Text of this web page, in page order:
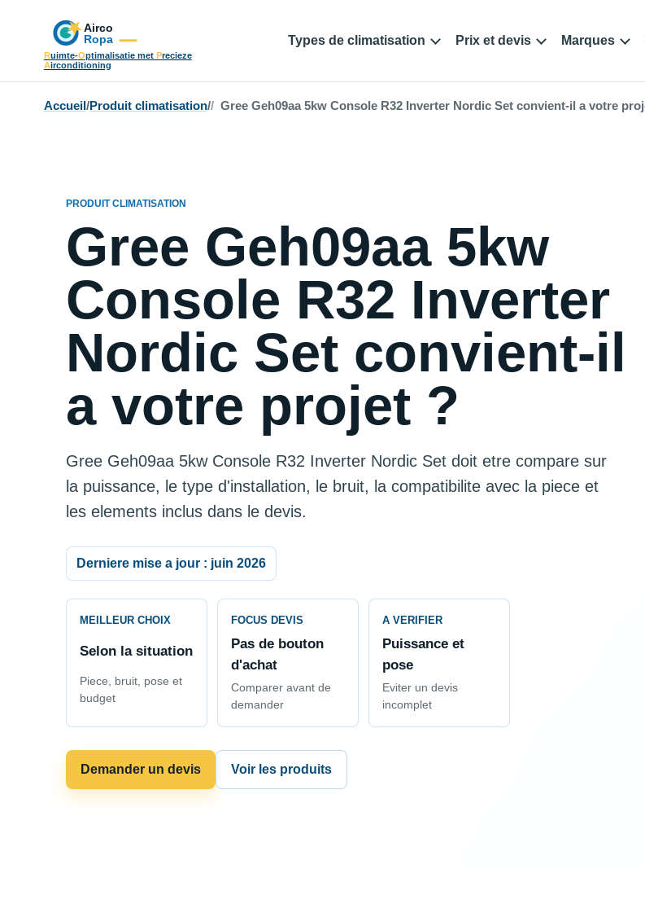
Ruimte-Optimalisatie met Precieze
Airconditioning
Types de climatisation Prix et devis Marques
Accueil /Produit climatisation/ Gree Geh09aa 5kw Console R32 Inverter Nordic Set convient-il a votre
PRODUIT CLIMATISATION
Gree Geh09aa 5kw
Console R32 Inverter
Nordic Set convient-il
a votre projet ?
Gree Geh09aa 5kw Console R32 Inverter Nordic Set doit etre compare sur
la puissance, le type d'installation, le bruit, la compatibilite avec la piece et
les elements inclus dans le devis.
Derniere mise a jour : juin 2026
MEILLEUR CHOIX
Selon la situation
Piece, bruit, pose et
budget
FOCUS DEVIS
Pas de bouton
d'achat
Comparer avant de
demander
A VERIFIER
Puissance et
pose
Eviter un devis
incomplet
Demander un devis Voir les produits